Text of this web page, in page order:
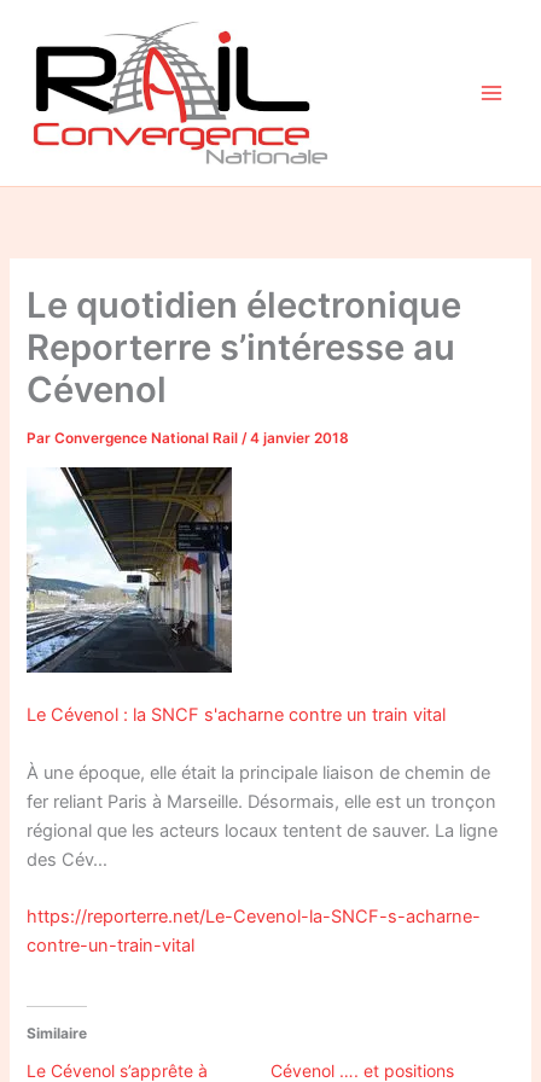
contenu
Le quotidien électronique
Reporterre s’intéresse au
Cévenol
ParConvergence National Rail/4 janvier 2018
Le Cévenol : la SNCF s'acharne contre un train vital
À une époque, elle était la principale liaison de chemin de
fer reliant Paris à Marseille. Désormais, elle est un tronçon
régional que les acteurs locaux tentent de sauver. La ligne
des Cév…
https://reporterre.net/Le-Cevenol-la-SNCF-s-acharne-
contre-un-train-vital
Similaire
Le Cévenol s’apprête à Cévenol …. et positions